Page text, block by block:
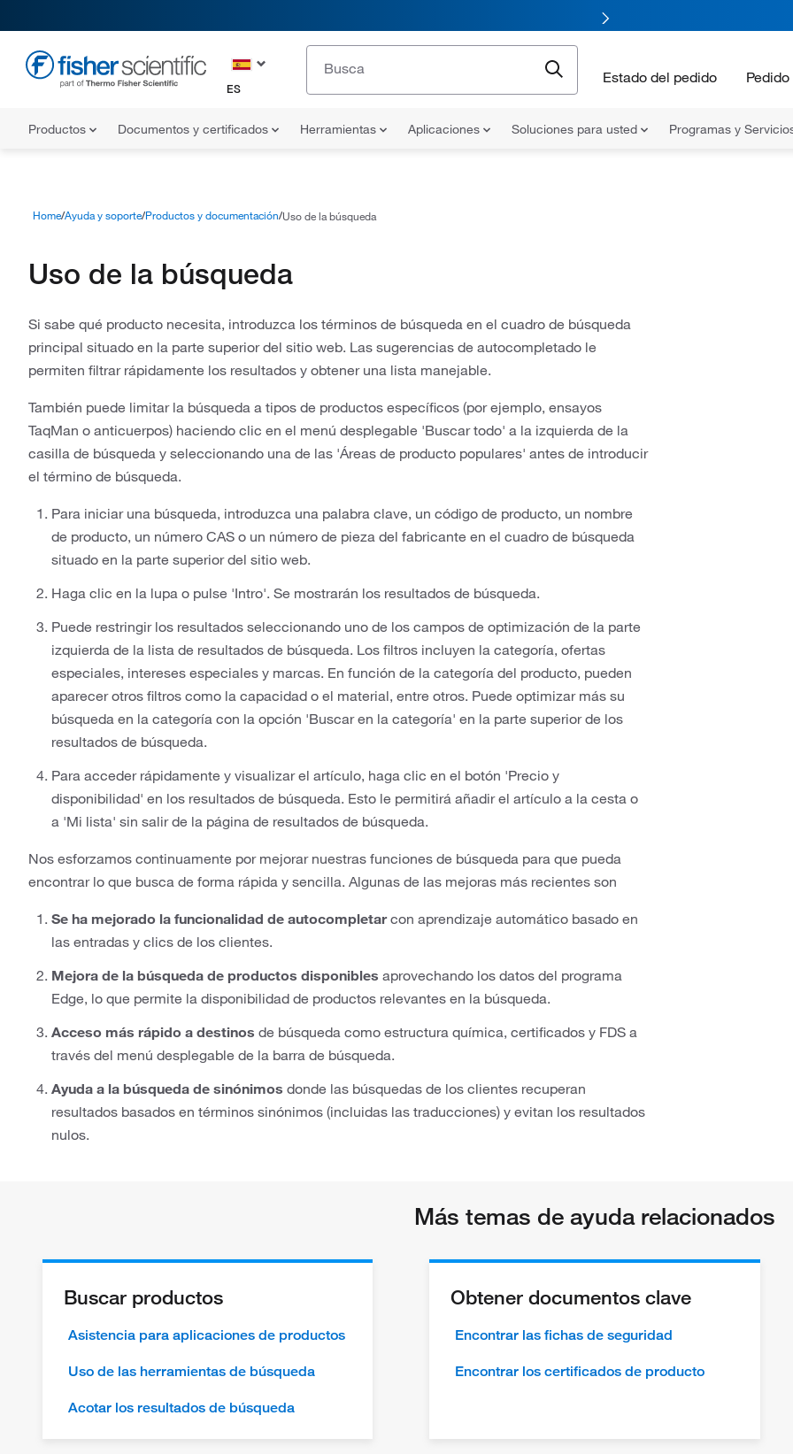
ES
Estado del pedido
Productos Documentos y certificados Herramientas Aplicaciones Soluciones para usted Programas y
Home Ayuda y soporte Productos y documentación Uso de la búsqueda
Uso de la búsqueda
Si sabe qué producto necesita, introduzca los términos de búsqueda en el cuadro de búsqueda
principal situado en la parte superior del sitio web. Las sugerencias de autocompletado le
permiten filtrar rápidamente los resultados y obtener una lista manejable.
También puede limitar la búsqueda a tipos de productos específicos (por ejemplo, ensayos
TaqMan o anticuerpos) haciendo clic en el menú desplegable 'Buscar todo' a la izquierda de la
casilla de búsqueda y seleccionando una de las 'Áreas de producto populares' antes de introducir
el término de búsqueda.
Para iniciar una búsqueda, introduzca una palabra clave, un código de producto, un nombre
de producto, un número CAS o un número de pieza del fabricante en el cuadro de búsqueda
situado en la parte superior del sitio web.
Haga clic en la lupa o pulse 'Intro'. Se mostrarán los resultados de búsqueda.
Puede restringir los resultados seleccionando uno de los campos de optimización de la parte
izquierda de la lista de resultados de búsqueda. Los filtros incluyen la categoría, ofertas
especiales, intereses especiales y marcas. En función de la categoría del producto, pueden
aparecer otros filtros como la capacidad o el material, entre otros. Puede optimizar más su
búsqueda en la categoría con la opción 'Buscar en la categoría' en la parte superior de los
resultados de búsqueda.
Para acceder rápidamente y visualizar el artículo, haga clic en el botón 'Precio y
disponibilidad' en los resultados de búsqueda. Esto le permitirá añadir el artículo a la cesta o
a 'Mi lista' sin salir de la página de resultados de búsqueda.
Nos esforzamos continuamente por mejorar nuestras funciones de búsqueda para que pueda
encontrar lo que busca de forma rápida y sencilla. Algunas de las mejoras más recientes son
Se ha mejorado la funcionalidad de autocompletarcon aprendizaje automático basado en
las entradas y clics de los clientes.
Mejora de la búsqueda de productos disponibles aprovechando los datos del programa
Edge, lo que permite la disponibilidad de productos relevantes en la búsqueda.
Acceso más rápido a destinos de búsqueda como estructura química, certificados y FDS a
través del menú desplegable de la barra de búsqueda.
Ayuda a la búsqueda de sinónimos donde las búsquedas de los clientes recuperan
resultados basados en términos sinónimos (incluidas las traducciones) y evitan los resultados
nulos.
Más temas de ayuda relacionados
Buscar productos
Asistencia para aplicaciones de productos
Uso de las herramientas de búsqueda
Acotar los resultados de búsqueda
Obtener documentos clave
Encontrar las fichas de seguridad
Encontrar los certificados de producto